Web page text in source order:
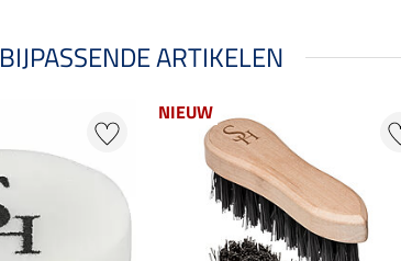
BIJPASSENDE ARTIKELEN
NIEUW